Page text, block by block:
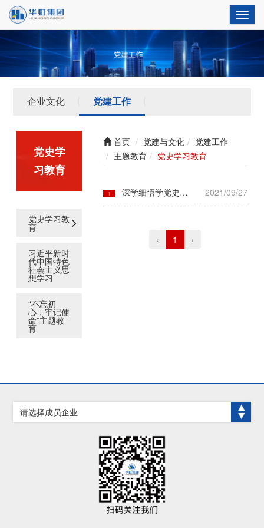
企业文化 党建工作
党史学
习教育
党史学习教
育
习近平新时
代中国特色
社会主义思
想学习
“不忘初
心，牢记使
命”主题教
育
首页 党建与文化
党建工作
主题教育
党史学习教育
1 2021/09/27
深学细悟学党史，服务员工办实事——华虹集团旗下华虹宏力党组织践行“办实事、开新局”系列报道
‹ 1 ›
请选择成员企业